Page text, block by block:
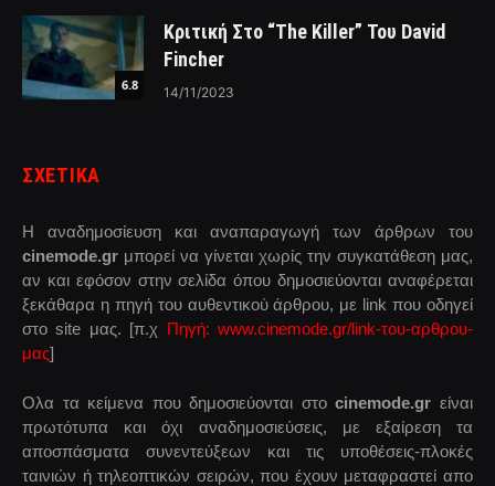
6.8
Κριτική Στο “The Killer” Του David
Fincher
14/11/2023
ΣΧΕΤΙΚΑ
Η αναδημοσίευση και αναπαραγωγή των άρθρων του
cinemode.gr μπορεί να γίνεται χωρίς την συγκατάθεση μας,
αν και εφόσον στην σελίδα όπου δημοσιεύονται αναφέρεται
ξεκάθαρα η πηγή του αυθεντικού άρθρου, με link που οδηγεί
στο site μας. [π.χ Πηγή: www.cinemode.gr/link-του-αρθρου-
μας]
Ολα τα κείμενα που δημοσιεύονται στοcinemode.gr είναι
πρωτότυπα και όχι αναδημοσιεύσεις, με εξαίρεση τα
αποσπάσματα συνεντεύξεων και τις υποθέσεις-πλοκές
ταινιών ή τηλεοπτικών σειρών, που έχουν μεταφραστεί απο